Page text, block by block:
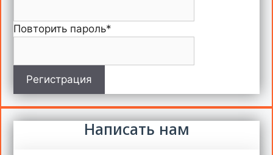
Повторить пароль*
Регистрация
Написать нам